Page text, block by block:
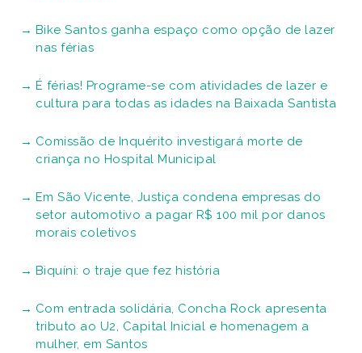
Bike Santos ganha espaço como opção de lazer
nas férias
É férias! Programe-se com atividades de lazer e
cultura para todas as idades na Baixada Santista
Comissão de Inquérito investigará morte de
criança no Hospital Municipal
Em São Vicente, Justiça condena empresas do
setor automotivo a pagar R$ 100 mil por danos
morais coletivos
Biquíni: o traje que fez história
Com entrada solidária, Concha Rock apresenta
tributo ao U2, Capital Inicial e homenagem a
mulher, em Santos